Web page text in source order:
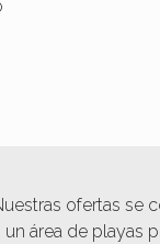
ofertas se
un área de playas